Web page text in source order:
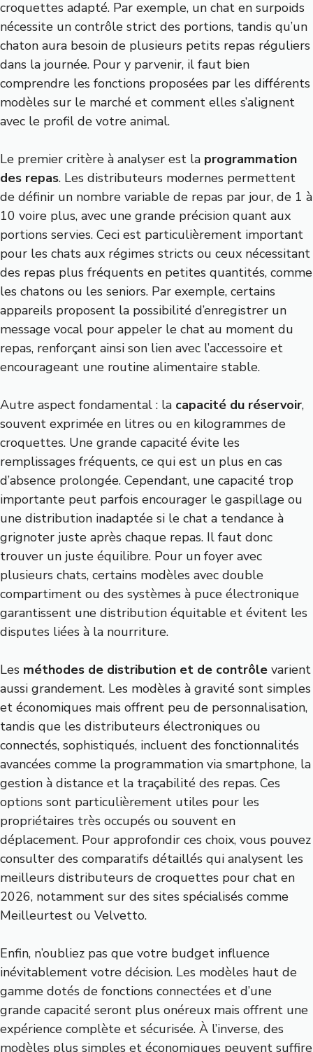
croquettes adapté. Par exemple, un chat en surpoids
nécessite un contrôle strict des portions, tandis qu’un
chaton aura besoin de plusieurs petits repas réguliers
dans la journée. Pour y parvenir, il faut bien
comprendre les fonctions proposées par les différents
modèles sur le marché et comment elles s’alignent
avec le profil de votre animal.
Le premier critère à analyser est la programmation
des repas. Les distributeurs modernes permettent
de définir un nombre variable de repas par jour, de 1 à
10 voire plus, avec une grande précision quant aux
portions servies. Ceci est particulièrement important
pour les chats aux régimes stricts ou ceux nécessitant
des repas plus fréquents en petites quantités, comme
les chatons ou les seniors. Par exemple, certains
appareils proposent la possibilité d’enregistrer un
message vocal pour appeler le chat au moment du
repas, renforçant ainsi son lien avec l’accessoire et
encourageant une routine alimentaire stable.
Autre aspect fondamental : la capacité du réservoir,
souvent exprimée en litres ou en kilogrammes de
croquettes. Une grande capacité évite les
remplissages fréquents, ce qui est un plus en cas
d’absence prolongée. Cependant, une capacité trop
importante peut parfois encourager le gaspillage ou
une distribution inadaptée si le chat a tendance à
grignoter juste après chaque repas. Il faut donc
trouver un juste équilibre. Pour un foyer avec
plusieurs chats, certains modèles avec double
compartiment ou des systèmes à puce électronique
garantissent une distribution équitable et évitent les
disputes liées à la nourriture.
Les méthodes de distribution et de contrôle varient
aussi grandement. Les modèles à gravité sont simples
et économiques mais offrent peu de personnalisation,
tandis que les distributeurs électroniques ou
connectés, sophistiqués, incluent des fonctionnalités
avancées comme la programmation via smartphone, la
gestion à distance et la traçabilité des repas. Ces
options sont particulièrement utiles pour les
propriétaires très occupés ou souvent en
déplacement. Pour approfondir ces choix, vous pouvez
consulter des comparatifs détaillés qui analysent les
meilleurs distributeurs de croquettes pour chat en
2026, notamment sur des sites spécialisés comme
Meilleurtest ou Velvetto.
Enfin, n’oubliez pas que votre budget influence
inévitablement votre décision. Les modèles haut de
gamme dotés de fonctions connectées et d’une
grande capacité seront plus onéreux mais offrent une
expérience complète et sécurisée. À l’inverse, des
modèles plus simples et économiques peuvent suffire